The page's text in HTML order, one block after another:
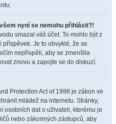
nyní se nemohu přihlásit?!
smazal váš účet. To mohlo být z
Je to obvyklé, že se
nepřispěli, aby se zmenšila
znovu a zapojte se do diskuzí.
Protection Act of 1998 je zákon ve
mládež na internetu. Stránky,
osobních dat o uživateli, kterému je
nebo zákonných zástupců, aby